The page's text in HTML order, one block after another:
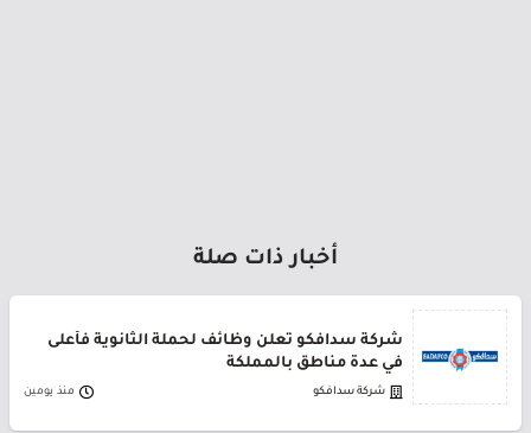
أخبار ذات صلة
شركة سدافكو تعلن وظائف لحملة الثانوية فأعلى
في عدة مناطق بالمملكة
شركة سدافكو منذ يومين